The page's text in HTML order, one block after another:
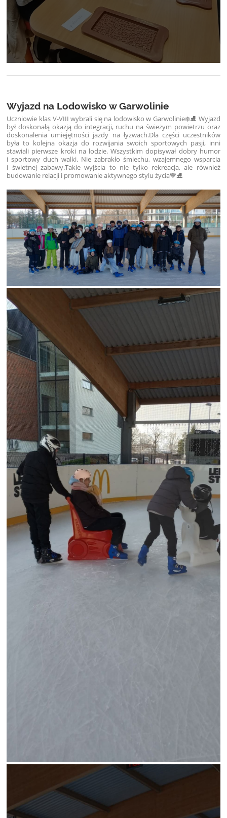
Wyjazd na Lodowisko w Garwolinie
Uczniowie klas V-VIII wybrali się na lodowisko w Garwolinie❄️⛸️ Wyjazd
był doskonałą okazją do integracji, ruchu na świeżym powietrzu oraz
doskonalenia umiejętności jazdy na łyżwach.Dla części uczestników
była to kolejna okazja do rozwijania swoich sportowych pasji, inni
stawiali pierwsze kroki na lodzie. Wszystkim dopisywał dobry humor
i sportowy duch walki. Nie zabrakło śmiechu, wzajemnego wsparcia
i świetnej zabawy.Takie wyjścia to nie tylko rekreacja, ale również
budowanie relacji i promowanie aktywnego stylu życia💙⛸️